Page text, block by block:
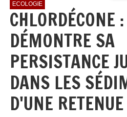
ECOLOGIE
CHLORDÉCONE
DÉMONTRE SA
PERSISTANCE
DANS LES
D'UNE